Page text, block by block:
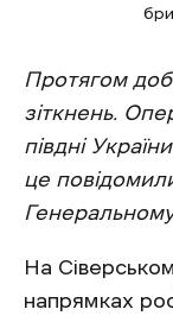
Протягом
зіткнень.
півдні
це
На
напрямках